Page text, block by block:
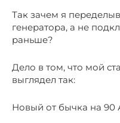
Так зачем я
генератора, а не
раньше?
Дело в том, что мой
выглядел так:
Новый от бычка на 90